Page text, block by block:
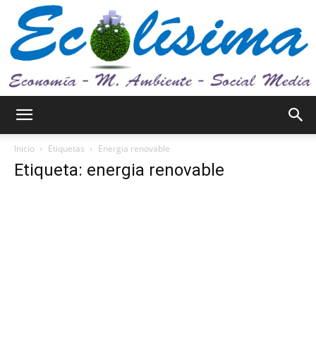
Inicio Etiquetas Energia renovable
Etiqueta: energia renovable